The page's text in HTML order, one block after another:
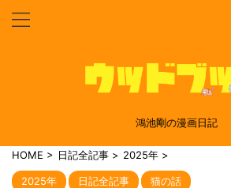
鴻池剛の漫画日記
HOME > 日記全記事 > 2025年 >
2025年 日記全記事 猫の話